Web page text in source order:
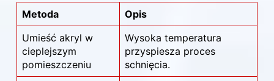
Metoda
Opis
Umieść akryl w
cieplejszym
pomieszczeniu
Wysoka temperatura
przyspiesza proces
schnięcia.